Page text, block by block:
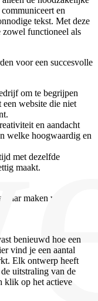
en
tekst. Met deze
functioneel als
voor een succesvolle
om te begrijpen
website die niet
en aandacht
welke hoogwaardig en
met dezelfde
maakt.
maken van
benieuwd hoe een
vind je een aantal
Elk ontwerp heeft
uitstraling van de
klik op het actieve